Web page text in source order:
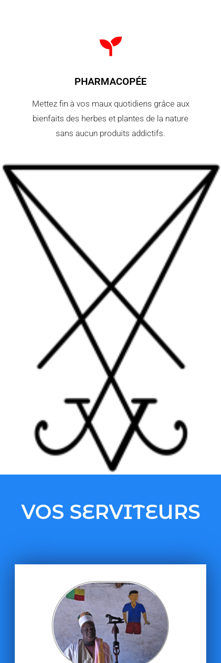
PHARMACOPÉE
Mettez fin à vos maux quotidiens grâce aux
bienfaits des herbes et plantes de la nature
sans aucun produits addictifs.
VOS SERVITEURS